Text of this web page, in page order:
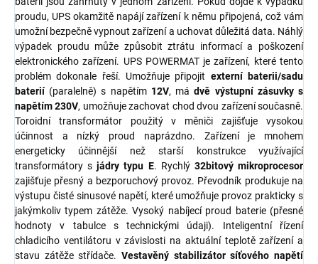
proudu, UPS okamžitě napájí zařízení k němu připojená, což vám
umožní bezpečně vypnout zařízení a uchovat důležitá data. Náhlý
výpadek proudu může způsobit ztrátu informací a poškození
elektronického zařízení. UPS POWERMAT je zařízení, které tento
problém dokonale řeší. Umožňuje připojit externí baterii/sadu
baterií(paralelně) s napětím 12V, mádvě výstupní zásuvky s
napětím 230V, umožňuje zachovat chod dvou zařízení současně.
Toroidní transformátor použitý v měniči zajišťuje vysokou
účinnost a nízký proud naprázdno. Zařízení je mnohem
energeticky účinnější než starší konstrukce využívající
transformátory sjádry typu E. Rychlý 32bitový mikroprocesor
zajišťuje přesný a bezporuchový provoz. Převodník produkuje na
výstupu čisté sinusové napětí, které umožňuje provoz prakticky s
jakýmkoliv typem zátěže. Vysoký nabíjecí proud baterie (přesné
hodnoty v tabulce s technickými údaji). Inteligentní řízení
chladicího ventilátoru v závislosti na aktuální teplotě zařízení a
stavu zátěže střídače. Vestavěný stabilizátor síťového napětí